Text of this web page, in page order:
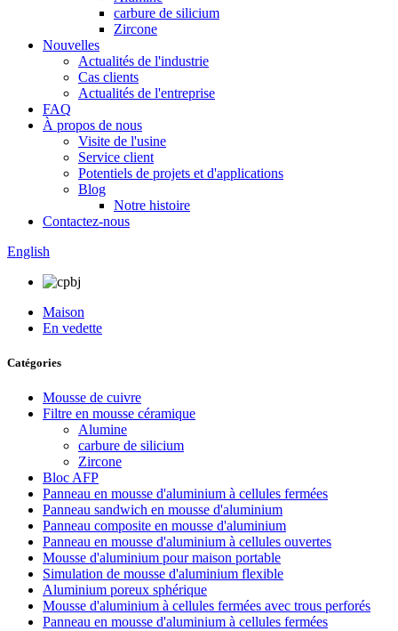
carbure de silicium
Zircone
Nouvelles
Actualités de l'industrie
Cas clients
Actualités de l'entreprise
FAQ
À propos de nous
Visite de l'usine
Service client
Potentiels de projets et d'applications
Blog
Notre histoire
Contactez-nous
English
Maison
En vedette
Catégories
Mousse de cuivre
Filtre en mousse céramique
Alumine
carbure de silicium
Zircone
Bloc AFP
Panneau en mousse d'aluminium à cellules fermées
Panneau sandwich en mousse d'aluminium
Panneau composite en mousse d'aluminium
Panneau en mousse d'aluminium à cellules ouvertes
Mousse d'aluminium pour maison portable
Simulation de mousse d'aluminium flexible
Aluminium poreux sphérique
Mousse d'aluminium à cellules fermées avec trous perforés
Panneau en mousse d'aluminium à cellules fermées